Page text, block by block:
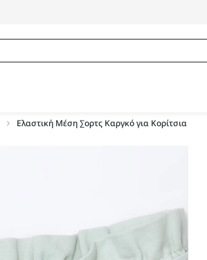
Ελαστική Μέση Σορτς Καργκό για Κορίτσια